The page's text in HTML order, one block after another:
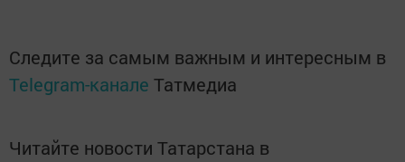
Следите за самым важным и интересным в
Telegram-канале Татмедиа
Читайте новости Татарстана в